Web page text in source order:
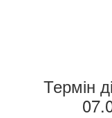
Термін